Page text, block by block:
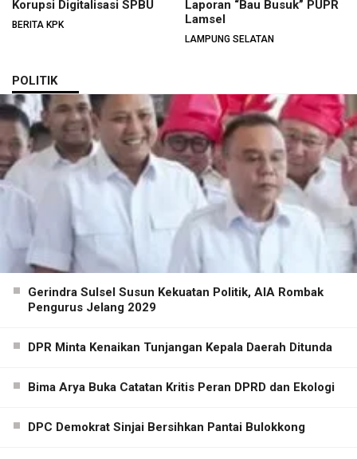
Korupsi Digitalisasi SPBU
BERITA KPK
Laporan “Bau Busuk” PUPR
Lamsel
LAMPUNG SELATAN
POLITIK
Gerindra Sulsel Susun Kekuatan Politik, AIA Rombak
Pengurus Jelang 2029
DPR Minta Kenaikan Tunjangan Kepala Daerah Ditunda
Bima Arya Buka Catatan Kritis Peran DPRD dan Ekologi
DPC Demokrat Sinjai Bersihkan Pantai Bulokkong